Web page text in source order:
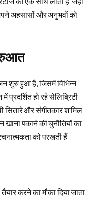
अहसासों और अनुभवों को
शुरु हुआ है, जिसमें विभिन्न
प्रदर्शित हो रहे सेलिब्रिटी
सितारे और संगीतकार शामिल
खाना पकाने की चुनौतियों का
को परखती हैं।
करने का मौका दिया जाता